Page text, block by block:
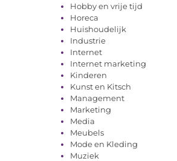
Hobby en vrije tijd
Horeca
Huishoudelijk
Industrie
Internet
Internet marketing
Kinderen
Kunst en Kitsch
Management
Marketing
Media
Meubels
Mode en Kleding
Muziek